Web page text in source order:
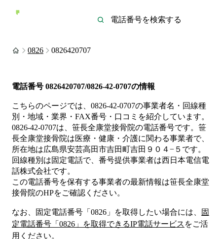
0826 0826420707
電話番号 0826420707/0826-42-0707の情報
こちらのページでは、 0826-42-0707の事業者名・回線種
別・地域・業界・FAX番号・口コミを紹介しています。
0826-42-0707は、 笹長全康堂接骨院の電話番号です。 笹
長全康堂接骨院は医療・健康・介護に関わる事業者で、
所在地は広島県安芸高田市吉田町吉田９０４−５ です。
回線種別は固定電話で、番号提供事業者は西日本電信電
話株式会社です。
この電話番号を保有する事業者の最新情報は笹長全康堂
接骨院のHPをご確認ください。
なお、固定電話番号「 0826 」を取得したい場合には、
固
定電話番号「 0826 」を取得できるIP電話サービス をご活
用ください。